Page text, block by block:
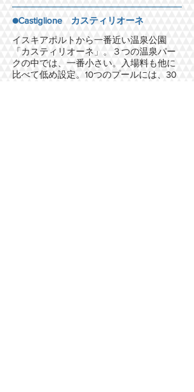
●Castiglione カスティリオーネ
イスキアポルトから一番近い温泉公園
「カスティリオーネ」。３つの温泉パー
クの中では、一番小さい。入場料も他に
比べて低め設定。10つのプールには、30